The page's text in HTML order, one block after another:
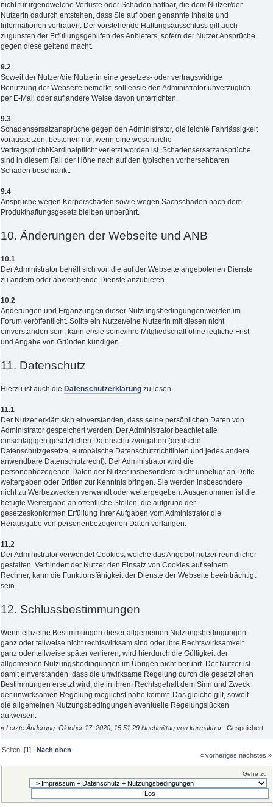
nicht für irgendwelche Verluste oder Schäden haftbar, die dem Nutzer/der
Nutzerin dadurch entstehen, dass Sie auf oben genannte Inhalte und
Informationen vertrauen. Der vorstehende Haftungsausschluss gilt auch
zugunsten der Erfüllungsgehilfen des Anbieters, sofern der Nutzer Ansprüche
gegen diese geltend macht.
9.2
Soweit der Nutzer/die Nutzerin eine gesetzes- oder vertragswidrige
Benutzung der Webseite bemerkt, soll er/sie den Administrator unverzüglich
per E-Mail oder auf andere Weise davon unterrichten.
9.3
Schadensersatzansprüche gegen den Administrator, die leichte Fahrlässigkeit
voraussetzen, bestehen nur, wenn eine wesentliche
Vertragspflicht/Kardinalpflicht verletzt worden ist. Schadensersatzansprüche
sind in diesem Fall der Höhe nach auf den typischen vorhersehbaren
Schaden beschränkt.
9.4
Ansprüche wegen Körperschäden sowie wegen Sachschäden nach dem
Produkthaftungsgesetz bleiben unberührt.
10. Änderungen der Webseite und ANB
10.1
Der Administrator behält sich vor, die auf der Webseite angebotenen Dienste
zu ändern oder abweichende Dienste anzubieten.
10.2
Änderungen und Ergänzungen dieser Nutzungsbedingungen werden im
Forum veröffentlicht. Sollte ein Nutzer/eine Nutzerin mit diesen nicht
einverstanden sein, kann er/sie seine/ihre Mitgliedschaft ohne jegliche Frist
und Angabe von Gründen kündigen.
11. Datenschutz
Hierzu ist auch die Datenschutzerklärung zu lesen.
11.1
Der Nutzer erklärt sich einverstanden, dass seine persönlichen Daten von
Administrator gespeichert werden. Der Administrator beachtet alle
einschlägigen gesetzlichen Datenschutzvorgaben (deutsche
Datenschutzgesetze, europäische Datenschutzrichtlinien und jedes andere
anwendbare Datenschutzrecht). Der Administrator wird die
personenbezogenen Daten der Nutzer insbesondere nicht unbefugt an Dritte
weitergeben oder Dritten zur Kenntnis bringen. Sie werden insbesondere
nicht zu Werbezwecken verwandt oder weitergegeben. Ausgenommen ist die
befugte Weitergabe an öffentliche Stellen, die aufgrund der
gesetzeskonformen Erfüllung Ihrer Aufgaben vom Administrator die
Herausgabe von personenbezogenen Daten verlangen.
11.2
Der Administrator verwendet Cookies, welche das Angebot nutzerfreundlicher
gestalten. Verhindert der Nutzer den Einsatz von Cookies auf seinem
Rechner, kann die Funktionsfähigkeit der Dienste der Webseite beeinträchtigt
sein.
12. Schlussbestimmungen
Wenn einzelne Bestimmungen dieser allgemeinen Nutzungsbedingungen
ganz oder teilweise nicht rechtswirksam sind oder ihre Rechtswirksamkeit
ganz oder teilweise später verlieren, wird hierdurch die Gültigkeit der
allgemeinen Nutzungsbedingungen im Übrigen nicht berührt. Der Nutzer ist
damit einverstanden, dass die unwirksame Regelung durch die gesetzlichen
Bestimmungen ersetzt wird, die in ihrem Rechtsgehalt dem Sinn und Zweck
der unwirksamen Regelung möglichst nahe kommt. Das gleiche gilt, soweit
die allgemeinen Nutzungsbedingungen eventuelle Regelungslücken
aufweisen.
« Letzte Änderung: Oktober 17, 2020, 15:51:29 Nachmittag von karmaka » Gespeichert
Seiten: [1] Nach oben
« vorheriges nächstes »
Gehe zu: